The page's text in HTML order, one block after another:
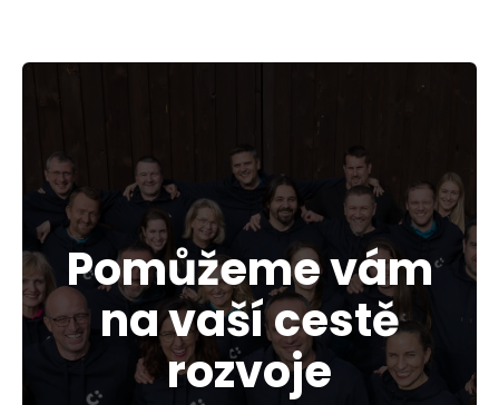
Pomůžeme vám
na vaší cestě
rozvoje